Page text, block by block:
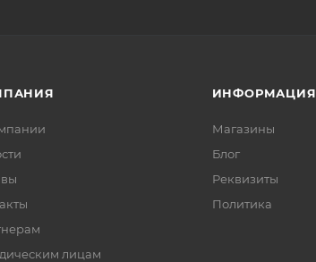
лицам
ИНФОРМАЦИЯ
Магазины
Блог
Реквизиты
Политика